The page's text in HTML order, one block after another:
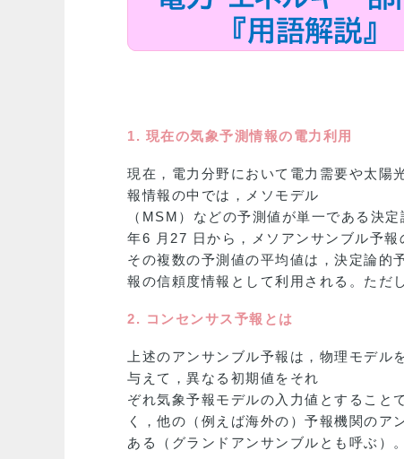
1. 現在の気象予測情報の電力利用
現在，電力分野において電力需要や太陽
報情報の中では，メソモデル
（MSM）などの予測値が単一である決
年6 月27 日から，メソアンサンブル予
その複数の予測値の平均値は，決定論的
報の信頼度情報として利用される。ただ
2. コンセンサス予報とは
上述のアンサンブル予報は，物理モデ
与えて，異なる初期値をそれ
ぞれ気象予報モデルの入力値とすること
く，他の（例えば海外の）予報機関の
ある（グランドアンサンブルとも呼ぶ）